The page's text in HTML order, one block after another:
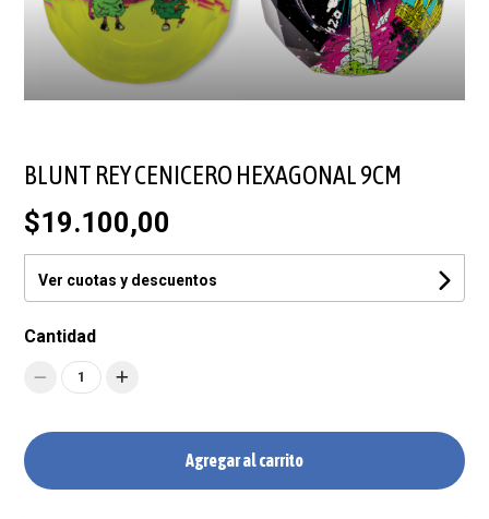
BLUNT REY CENICERO HEXAGONAL 9CM
$19.100,00
Ver cuotas y descuentos
Cantidad
1
Agregar al carrito